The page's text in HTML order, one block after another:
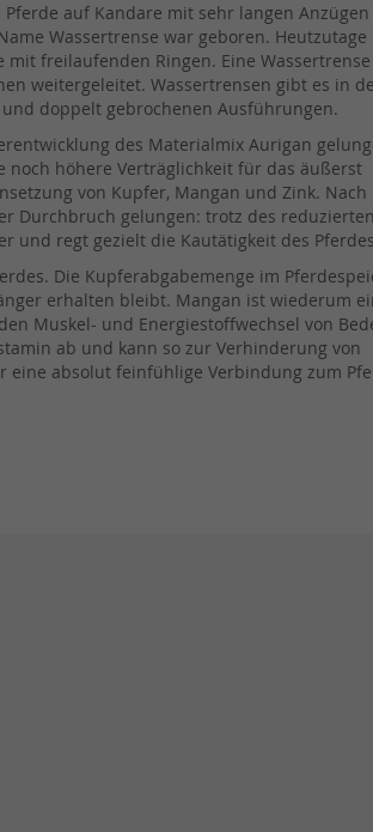
auf Kandare mit sehr langen Anzügen
Wassertrense war geboren. Heutzutage
freilaufenden Ringen. Eine
weitergeleitet. Wassertrensen gibt es in
doppelt gebrochenen Ausführungen.
des Materialmix Aurigan
noch höhere Verträglichkeit für das äußerst
von Kupfer, Mangan und Zink. Nach
Durchbruch gelungen: trotz des reduzierten
und regt gezielt die Kautätigkeit des
Die Kupferabgabemenge im
erhalten bleibt. Mangan ist wiederum
Muskel- und Energiestoffwechsel von
ab und kann so zur Verhinderung von
eine absolut feinfühlige Verbindung zum